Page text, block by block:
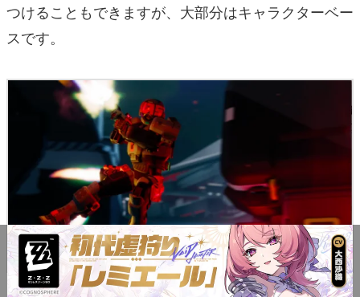
つけることもできますが、大部分はキャラクターベー
スです。